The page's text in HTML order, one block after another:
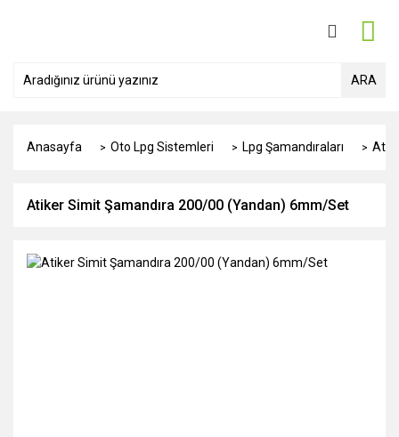
ARA
Anasayfa Oto Lpg Sistemleri Lpg Şamandıraları
Atiker Simit Şamandıra 200/00 (Yandan) 6mm/Set